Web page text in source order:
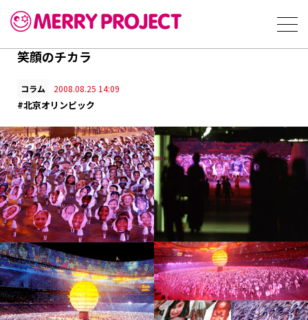
笑顔のチカラ
コラム 2008.08.25 14:09
#北京オリンピック